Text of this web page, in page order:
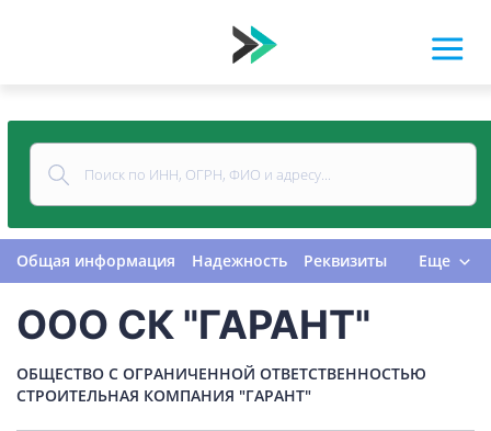
Общая информация Надежность
Реквизиты
Финансовая отчетность
Руководитель
Долги
Налоги и сборы История изменений
Еще
ООО СК "ГАРАНТ"
ОБЩЕСТВО С ОГРАНИЧЕННОЙ ОТВЕТСТВЕННОСТЬЮ
СТРОИТЕЛЬНАЯ КОМПАНИЯ "ГАРАНТ"